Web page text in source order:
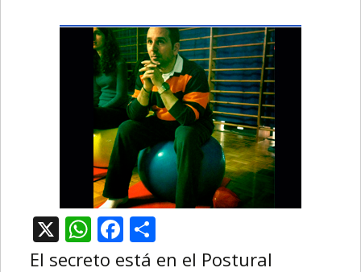
X WhatsApp
Facebook
Compartir
El secreto está en el Postural